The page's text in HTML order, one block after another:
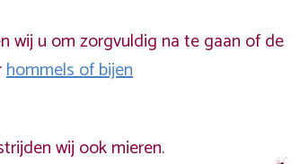
wij u om zorgvuldig na te gaan of de
hommels of bijen
wij ook mieren.